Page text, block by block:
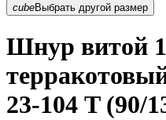
cubeВыбрать другой размер
Шнур витой
23-104 T (90/